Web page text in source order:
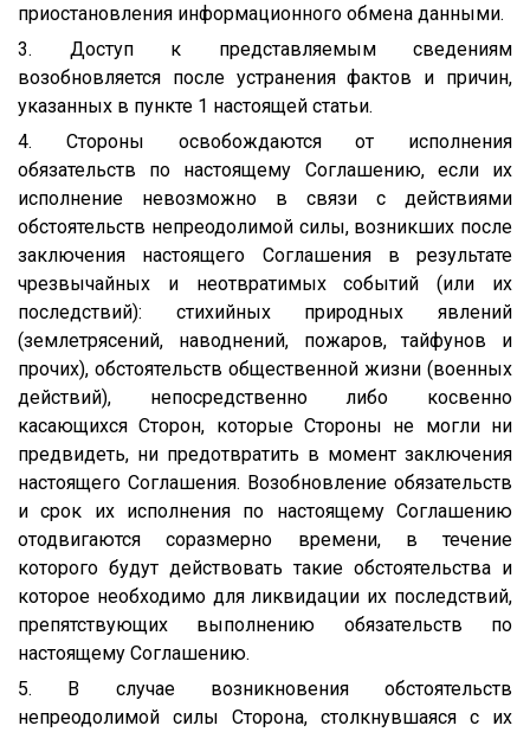
приостановления информационного обмена данными.
3. Доступ к представляемым сведениям
возобновляется после устранения фактов и причин,
указанных в пункте 1 настоящей статьи.
4. Стороны освобождаются от исполнения
обязательств по настоящему Соглашению, если их
исполнение невозможно в связи с действиями
обстоятельств непреодолимой силы, возникших после
заключения настоящего Соглашения в результате
чрезвычайных и неотвратимых событий (или их
последствий): стихийных природных явлений
(землетрясений, наводнений, пожаров, тайфунов и
прочих), обстоятельств общественной жизни (военных
действий), непосредственно либо косвенно
касающихся Сторон, которые Стороны не могли ни
предвидеть, ни предотвратить в момент заключения
настоящего Соглашения. Возобновление обязательств
и срок их исполнения по настоящему Соглашению
отодвигаются соразмерно времени, в течение
которого будут действовать такие обстоятельства и
которое необходимо для ликвидации их последствий,
препятствующих выполнению обязательств по
настоящему Соглашению.
5. В случае возникновения обстоятельств
непреодолимой силы Сторона, столкнувшаяся с их